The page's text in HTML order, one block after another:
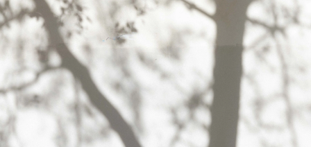
Comment optimiser l’autonomie de votre e-
bike ?
Les fabricants tels que Cannondale, Gitane et
Neomouv font constamment preuve
d’innovation pour mettre à votre disposition